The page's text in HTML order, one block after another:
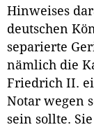
Hinweises
deutschen
separierte
nämlich die
Friedrich II.
Notar wegen
sein sollte.